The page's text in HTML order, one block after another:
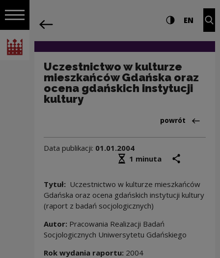
Włącz nawigację
Narodowe Centrum Kultury
Nawigacja Ustawienia i Wysoki
EN
Uczestnictwo w kulturze
mieszkańców Gdańska oraz
ocena gdańskich instytucji
kultury
Powrót do:Baza
powrót
Data publikacji: 01.01.2004
Średni czas czytania
1 minuta
Tytuł: Uczestnictwo w kulturze mieszkańców
Gdańska oraz ocena gdańskich instytucji kultury
(raport z badań socjologicznych)
Autor: Pracowania Realizacji Badań
Socjologicznych Uniwersytetu Gdańskiego
Rok wydania raportu: 2004